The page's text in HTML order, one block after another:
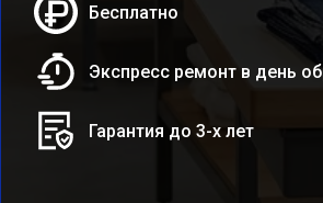
Бесплатно
Экспресс ремонт в день
Гарантия до 3-х лет